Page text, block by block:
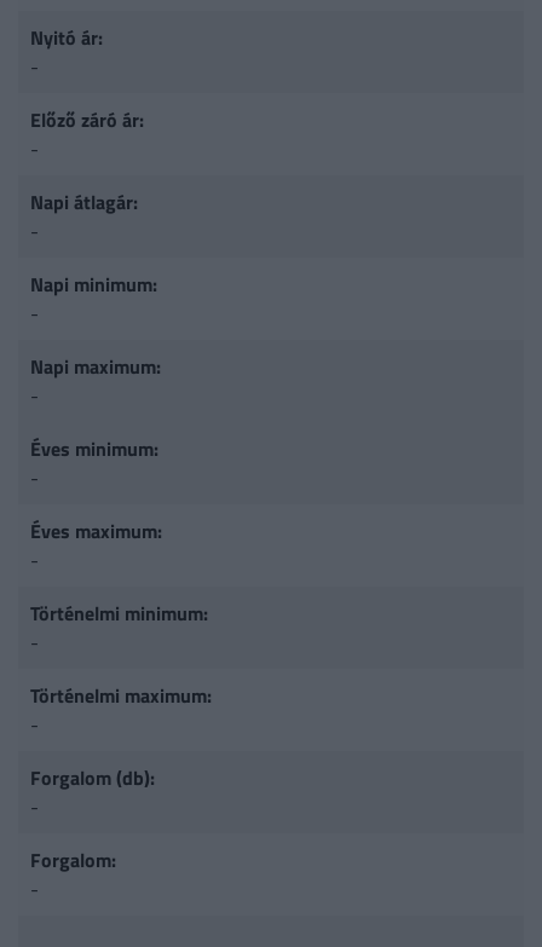
Nyitó ár:
-
Előző záró ár:
-
Napi átlagár:
-
Napi minimum:
-
Napi maximum:
-
Éves minimum:
-
Éves maximum:
-
Történelmi minimum:
-
Történelmi maximum:
-
Forgalom (db):
-
Forgalom:
-